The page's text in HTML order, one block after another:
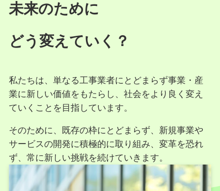
未来のために
どう変えていく？
私たちは、単なる工事業者にとどまらず事業・産
業に新しい価値をもたらし、社会をより良く変え
ていくことを目指しています。
そのために、既存の枠にとどまらず、新規事業や
サービスの開発に積極的に取り組み、変革を恐れ
ず、常に新しい挑戦を続けていきます。